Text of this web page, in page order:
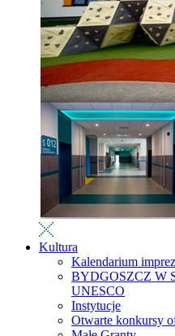
Kultura
Kalendarium imprez
BYDGOSZCZ W
UNESCO
Instytucje
Otwarte konkursy